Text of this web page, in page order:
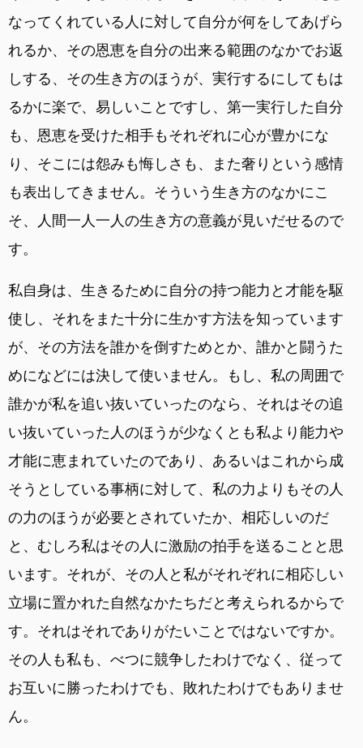
なってくれている人に対して自分が何をしてあげら
れるか、その恩恵を自分の出来る範囲のなかでお返
しする、その生き方のほうが、実行するにしてもは
るかに楽で、易しいことですし、第一実行した自分
も、恩恵を受けた相手もそれぞれに心が豊かにな
り、そこには怨みも悔しさも、また奢りという感情
も表出してきません。そういう生き方のなかにこ
そ、人間一人一人の生き方の意義が見いだせるので
す。
私自身は、生きるために自分の持つ能力と才能を駆
使し、それをまた十分に生かす方法を知っています
が、その方法を誰かを倒すためとか、誰かと闘うた
めになどには決して使いません。もし、私の周囲で
誰かが私を追い抜いていったのなら、それはその追
い抜いていった人のほうが少なくとも私より能力や
才能に恵まれていたのであり、あるいはこれから成
そうとしている事柄に対して、私の力よりもその人
の力のほうが必要とされていたか、相応しいのだ
と、むしろ私はその人に激励の拍手を送ることと思
います。それが、その人と私がそれぞれに相応しい
立場に置かれた自然なかたちだと考えられるからで
す。それはそれでありがたいことではないですか。
その人も私も、べつに競争したわけでなく、従って
お互いに勝ったわけでも、敗れたわけでもありませ
ん。